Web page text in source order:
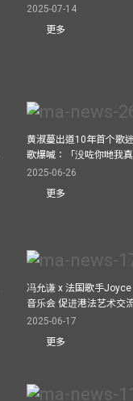
2025-07-14
更多
黄淑蔓出道10年首个歌
歌爆喊：「没咗你哋我
2025-06-26
更多
冯允谦 x 法国歌手
音乐会 促进港法艺术交
2025-06-17
更多